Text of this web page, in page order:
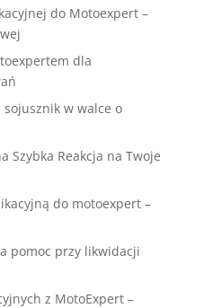
do Motoexpert –
dla
w walce o
Szybka Reakcja na Twoje
do motoexpert –
pomoc przy likwidacji
z MotoExpert –